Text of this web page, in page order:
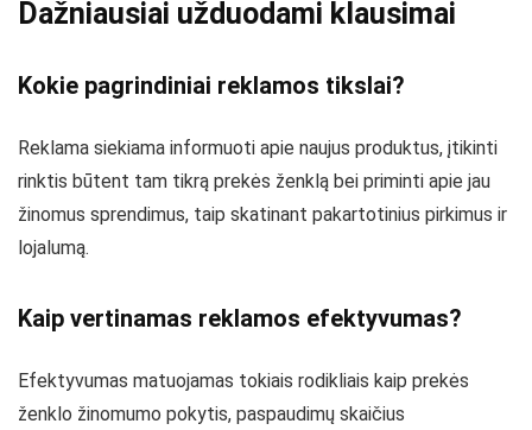
Dažniausiai užduodami klausimai
Kokie pagrindiniai reklamos tikslai?
Reklama siekiama informuoti apie naujus produktus, įtikinti
rinktis būtent tam tikrą prekės ženklą bei priminti apie jau
žinomus sprendimus, taip skatinant pakartotinius pirkimus ir
lojalumą.
Kaip vertinamas reklamos efektyvumas?
Efektyvumas matuojamas tokiais rodikliais kaip prekės
ženklo žinomumo pokytis, paspaudimų skaičius